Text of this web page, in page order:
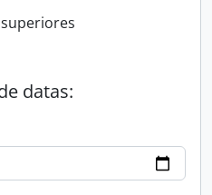
nível superior
datas: